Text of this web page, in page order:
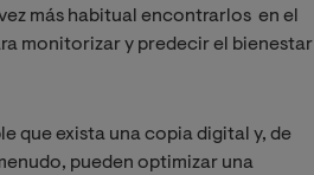
más habitual encontrarlos en el
monitorizar y predecir el bienestar
que exista una copia digital y, de
pueden optimizar una